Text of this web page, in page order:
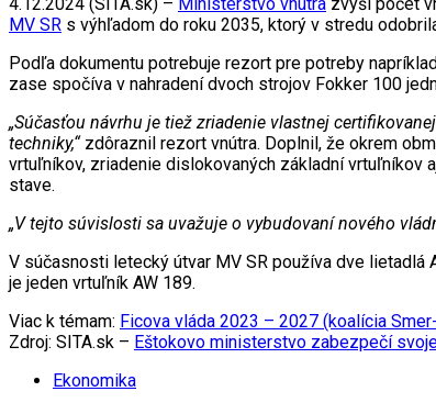
MV SR s výhľadom do roku 2035, ktorý v stredu
Podľa dokumentu potrebuje rezort pre potreby
zase spočíva v nahradení dvoch strojov Fokker 100
„Súčasťou návrhu je tiež zriadenie vlastnej
techniky,“zdôraznil rezort vnútra. Doplnil, že okrem
vrtuľníkov, zriadenie dislokovaných základní vrtuľníkov
stave.
„V tejto súvislosti sa uvažuje o vybudovaní nového
V súčasnosti letecký útvar MV SR používa dve
je jeden vrtuľník AW 189.
Viac k témam: Ficova vláda 2023 – 2027 (koalícia
Zdroj: SITA.sk – Eštokovo ministerstvo zabezpečí
Ekonomika